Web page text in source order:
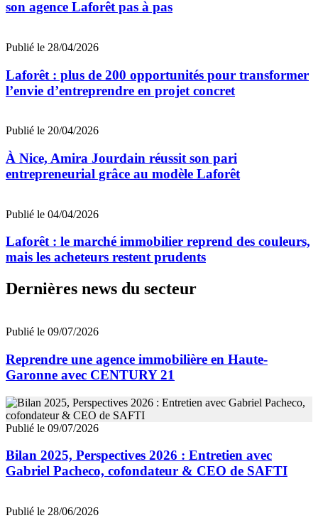
son agence Laforêt pas à pas
Publié le 28/04/2026
Laforêt : plus de 200 opportunités pour transformer
l’envie d’entreprendre en projet concret
Publié le 20/04/2026
À Nice, Amira Jourdain réussit son pari
entrepreneurial grâce au modèle Laforêt
Publié le 04/04/2026
Laforêt : le marché immobilier reprend des couleurs,
mais les acheteurs restent prudents
Dernières news du secteur
Publié le 09/07/2026
Reprendre une agence immobilière en Haute-
Garonne avec CENTURY 21
Publié le 09/07/2026
Bilan 2025, Perspectives 2026 : Entretien avec
Gabriel Pacheco, cofondateur & CEO de SAFTI
Publié le 28/06/2026